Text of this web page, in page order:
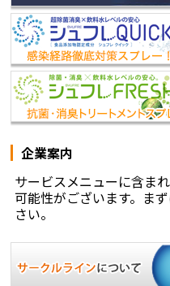
企業案内
サービスメニューに含ま
可能性がございます。ま
さい。